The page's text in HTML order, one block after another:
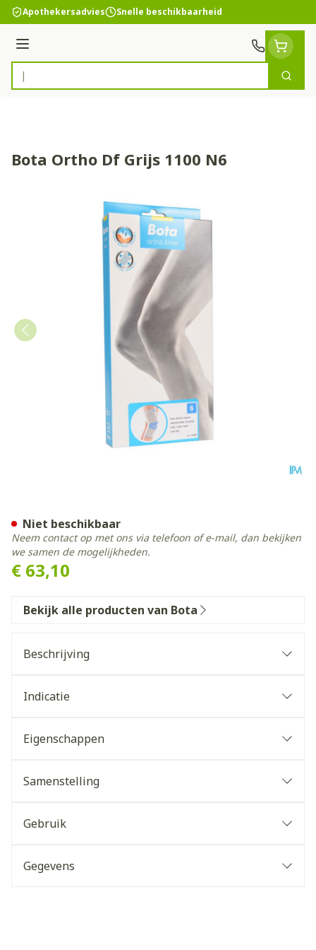
Ga naar de inhoud
Apothekersadvies Snelle beschikbaarheid
Menu
Product, merk, categorie...
Zoek
Bota Ortho Df Grijs 1100 N6
€ 63,10
Niet beschikbaar
Neem contact op met ons via telefoon of e-mail, dan bekijken
we samen de mogelijkheden.
Bekijk alle producten van Bota
Beschrijving
Indicatie
Eigenschappen
Samenstelling
Gebruik
Gegevens